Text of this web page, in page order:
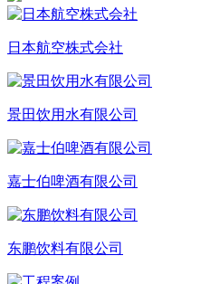
日本航空株式会社
景田饮用水有限公司
嘉士伯啤酒有限公司
东鹏饮料有限公司